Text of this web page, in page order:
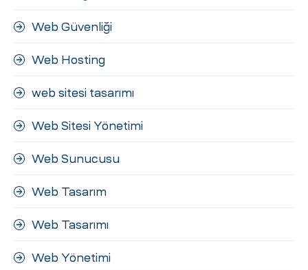
Web Güvenliği
Web Hosting
web sitesi tasarımı
Web Sitesi Yönetimi
Web Sunucusu
Web Tasarım
Web Tasarımı
Web Yönetimi